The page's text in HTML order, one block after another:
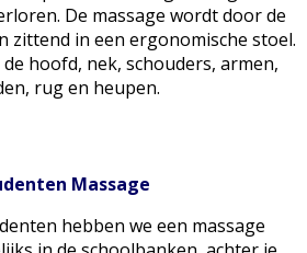
De massage wordt door de
zittend in een ergonomische stoel.
hoofd, nek, schouders, armen,
rug en heupen.
Massage
hebben we een massage